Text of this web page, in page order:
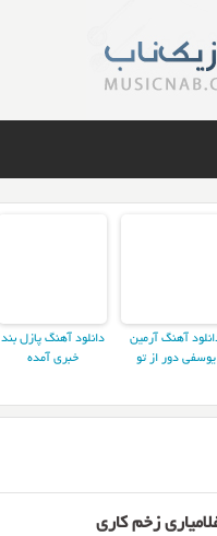
آهنگ آرمین
یوسفی دور از تو
دانلود آهنگ پازل بند
خبری آمده
زخم کاری